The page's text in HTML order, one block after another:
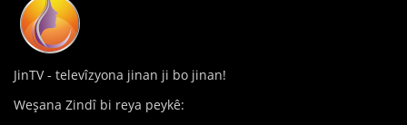
JinTV - televîzyona jinan ji bo jinan!
Weşana Zindî bi reya peykê: